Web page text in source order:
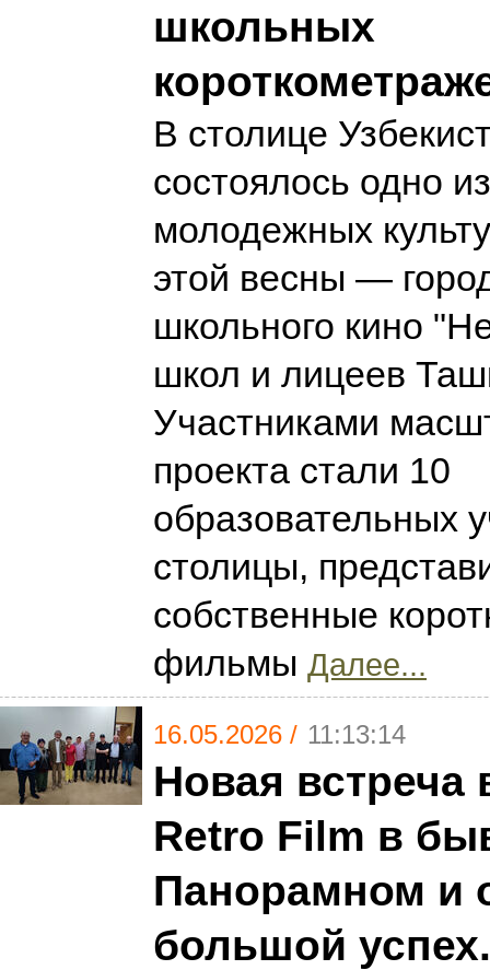
школьных
В столице
состоялось одно
молодежных
этой весны —
школьного кино
школ и лицеев
Участниками
проекта стали 10
образовательных
столицы,
собственные
фильмы Далее...
16.05.2026 / 11:13:14
Новая встреча
Retro Film в
Панорамном и
большой